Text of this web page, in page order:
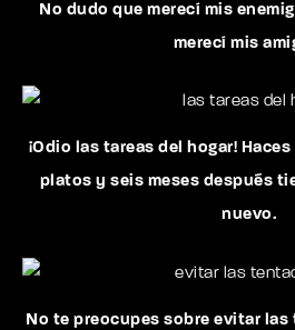
No dudo que merecí mis
merecí mis
¡Odio las tareas del hogar!
platos y seis meses después
nuevo.
No te preocupes sobre evitar